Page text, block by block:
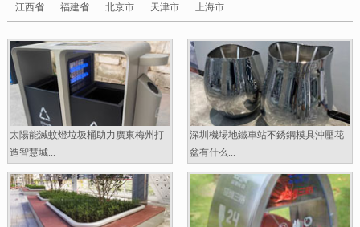
江西省 福建省 北京市 天津市 上海市
太陽能滅蚊燈垃圾桶助力廣東梅州打
造智慧城...
深圳機場地鐵車站不銹鋼模具沖壓花
盆有什么...